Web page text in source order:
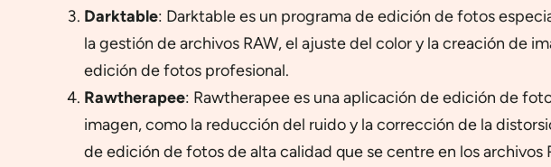
Darktable: Darktable es un programa de edición de fotos
la gestión de archivos RAW, el ajuste del color y la creación de
edición de fotos profesional.
Rawtherapee: Rawtherapee es una aplicación de edición de
imagen, como la reducción del ruido y la corrección de la
de edición de fotos de alta calidad que se centre en los archivos